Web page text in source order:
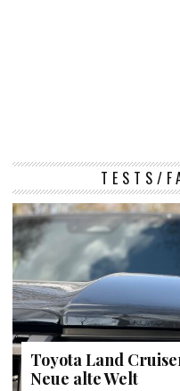
TESTS/
Toyota Land
Neue alte Welt